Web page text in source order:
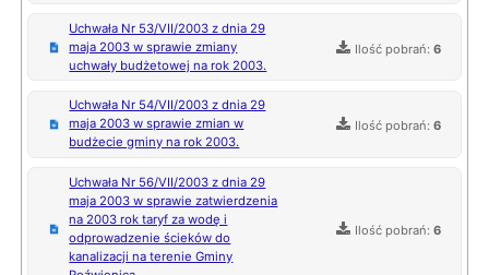
Uchwała Nr 53/VII/2003 z dnia 29
maja 2003 w sprawie zmiany
uchwały budżetowej na rok 2003.
Ilość pobrań:6
Uchwała Nr 54/VII/2003 z dnia 29
maja 2003 w sprawie zmian w
budżecie gminy na rok 2003.
Ilość pobrań:6
Uchwała Nr 56/VII/2003 z dnia 29
maja 2003 w sprawie zatwierdzenia
na 2003 rok taryf za wodę i
odprowadzenie ścieków do
kanalizacji na terenie Gminy
Ilość pobrań:6